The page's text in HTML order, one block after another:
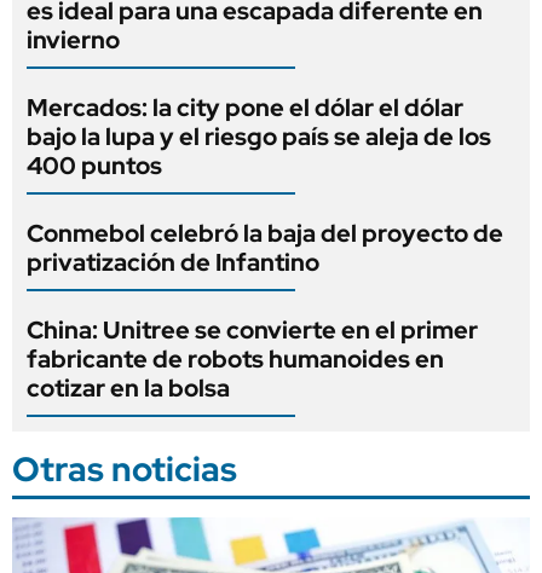
es ideal para una escapada diferente en
invierno
Mercados: la city pone el dólar el dólar
bajo la lupa y el riesgo país se aleja de los
400 puntos
Conmebol celebró la baja del proyecto de
privatización de Infantino
China: Unitree se convierte en el primer
fabricante de robots humanoides en
cotizar en la bolsa
Otras noticias